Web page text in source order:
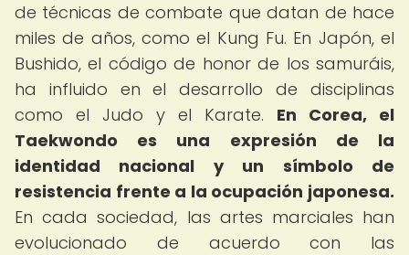
de técnicas de combate que datan de hace
miles de años, como el Kung Fu. En Japón, el
Bushido, el código de honor de los samuráis,
ha influido en el desarrollo de disciplinas
como el Judo y el Karate. En Corea, el
Taekwondo es una expresión de la
identidad nacional y un símbolo de
resistencia frente a la ocupación japonesa.
En cada sociedad, las artes marciales han
evolucionado de acuerdo con las